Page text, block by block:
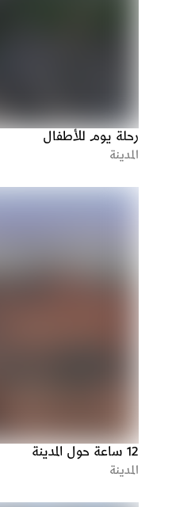
رحلة يوم للأطفال
المدينة
12 ساعة حول المدينة
المدينة